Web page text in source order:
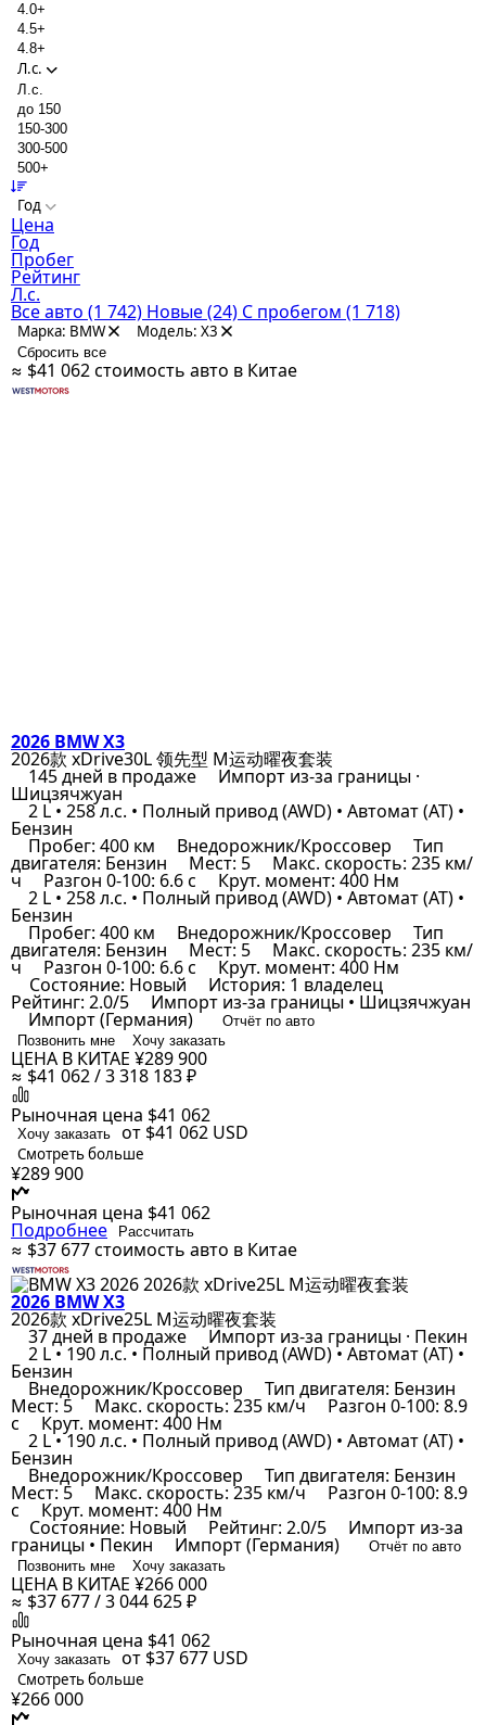
4.0+
4.5+
4.8+
Л.с.
Л.с.
до 150
150-300
300-500
500+
Год
Цена
Год
Пробег
Рейтинг
Л.с.
Все авто (1 742) Новые(24) С пробегом (1 718)
Марка: BMW Модель: X3
Сбросить все
≈ $41 062стоимость авто в Китае
2026 BMW X3
2026款 xDrive30L 领先型 M运动曜夜套装
145 дней в продаже Импорт из-за границы ·
Шицзячжуан
2 L • 258 л.с. • Полный привод (AWD) • Автомат (AT) •
Бензин
Пробег: 400 км Внедорожник/Кроссовер Тип
двигателя: Бензин Мест: 5 Макс. скорость: 235 км/
ч Разгон 0-100: 6.6 с Крут. момент: 400 Нм
2 L • 258 л.с. • Полный привод (AWD) • Автомат (AT) •
Бензин
Пробег: 400 км Внедорожник/Кроссовер Тип
двигателя: Бензин Мест: 5 Макс. скорость: 235 км/
ч Разгон 0-100: 6.6 с Крут. момент: 400 Нм
Состояние: Новый История: 1 владелец
Рейтинг: 2.0/5 Импорт из-за границы • Шицзячжуан
Импорт (Германия)
Отчёт по авто
Позвонить мне
Хочу заказать
ЦЕНА В КИТАЕ ¥289 900
≈ $41 062 / 3 318 183 ₽
Рыночная цена $41 062
Хочу заказать от $41 062 USD
Смотреть больше
¥289 900
Рыночная цена $41 062
Подробнее Рассчитать
≈ $37 677стоимость авто в Китае
2026 BMW X3
2026款 xDrive25L M运动曜夜套装
37 дней в продаже Импорт из-за границы · Пекин
2 L • 190 л.с. • Полный привод (AWD) • Автомат (AT) •
Бензин
Внедорожник/Кроссовер Тип двигателя: Бензин
Мест: 5 Макс. скорость: 235 км/ч Разгон 0-100: 8.9
с Крут. момент: 400 Нм
2 L • 190 л.с. • Полный привод (AWD) • Автомат (AT) •
Бензин
Внедорожник/Кроссовер Тип двигателя: Бензин
Мест: 5 Макс. скорость: 235 км/ч Разгон 0-100: 8.9
с Крут. момент: 400 Нм
Состояние: Новый Рейтинг: 2.0/5 Импорт из-за
границы • Пекин Импорт (Германия)
Отчёт по авто
Позвонить мне
Хочу заказать
ЦЕНА В КИТАЕ ¥266 000
≈ $37 677 / 3 044 625 ₽
Рыночная цена $41 062
Хочу заказать от $37 677 USD
Смотреть больше
¥266 000